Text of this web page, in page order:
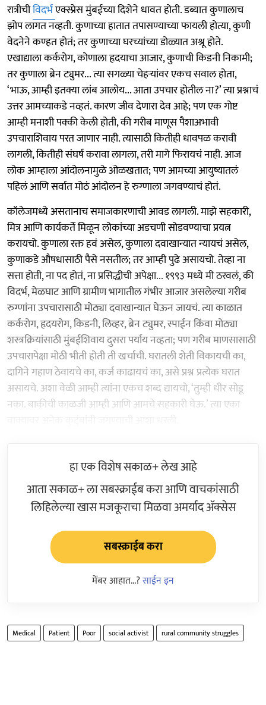
रात्रीचीविदर्भएक्स्प्रेस मुंबईच्या दिशेने धावत होती. डब्यात कुणालाच
झोप लागत नव्हती. कुणाच्या हातात तपासण्याच्या फायली होत्या, कुणी
वेदनेने कण्हत होतं; तर कुणाच्या घरच्यांच्या डोळ्यात अश्रू होते.
एखाद्याला कर्करोग, कोणाला हृदयाचा आजार, कुणाची किडनी निकामी;
तर कुणाला ब्रेन ट्युमर... त्या सगळ्या चेहऱ्यांवर एकच सवाल होता,
‘भाऊ, आम्ही इतक्या लांब आलोय... आता उपचार होतील ना?’ त्या प्रश्नाचं
उत्तर आमच्याकडे नव्हतं. कारण जीव देणारा देव आहे; पण एक गोष्ट
आम्ही मनाशी पक्की केली होती, की गरीब माणूस पैशाअभावी
उपचाराशिवाय परत जाणार नाही. त्यासाठी कितीही धावपळ करावी
लागली, कितीही संघर्ष करावा लागला, तरी मागे फिरायचं नाही. आज
लोक आम्हाला आंदोलनामुळे ओळखतात; पण आमच्या आयुष्यातलं
पहिलं आणि सर्वात मोठं आंदोलन हे रुग्णाला जगवण्याचं होतं.
कॉलेजमध्ये असतानाच समाजकारणाची आवड लागली. माझे सहकारी,
मित्र आणि कार्यकर्ते मिळून लोकांच्या अडचणी सोडवण्याचा प्रयत्न
करायचो. कुणाला रक्त हवं असेल, कुणाला दवाखान्यात न्यायचं असेल,
कुणाकडे औषधासाठी पैसे नसतील; तर आम्ही पुढे असायचो. तेव्हा ना
सत्ता होती, ना पद होतं, ना प्रसिद्धीची अपेक्षा... १९९३ मध्ये मी ठरवलं, की
विदर्भ, मेळघाट आणि ग्रामीण भागातील गंभीर आजार असलेल्या गरीब
रुग्णांना उपचारासाठी मोठ्या दवाखान्यात घेऊन जायचं. त्या काळात
कर्करोग, हृदयरोग, किडनी, लिव्हर, ब्रेन ट्युमर, स्पाईन किंवा मोठ्या
शस्त्रक्रियांसाठी मुंबईशिवाय दुसरा पर्याय नव्हता; पण गरीब माणसासाठी
उपचारापेक्षा मोठी भीती होती ती खर्चाची. घरातली शेती विकायची का,
दागिने गहाण ठेवायचे का, कर्ज काढायचं का, असे प्रश्न प्रत्येक घरात
असायचे. अशा वेळी आम्ही त्यांना एकच शब्द द्यायचो, ‘तुम्ही धीर सोडू
नका. बाकीची काळजी आम्ही आणि आमचे सहकारी घेऊ.’ त्या एका
हा एक विशेष सकाळ+ लेख आहे
आता सकाळ+ ला सबस्क्राईब करा आणि वाचकांसाठी
लिहिलेल्या खास मजकूराचा मिळवा अमर्याद ॲक्सेस
सबस्क्राईब करा
मेंबर आहात...?साईन इन
Medical Patient Poor social activist rural community struggles